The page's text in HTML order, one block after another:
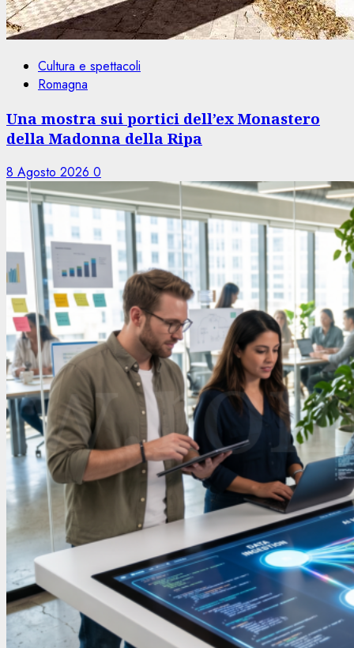
Cultura e spettacoli
Romagna
Una mostra sui portici dell’ex Monastero
della Madonna della Ripa
8 Agosto 2026 0